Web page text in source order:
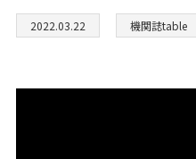
2022.03.22 機関誌table